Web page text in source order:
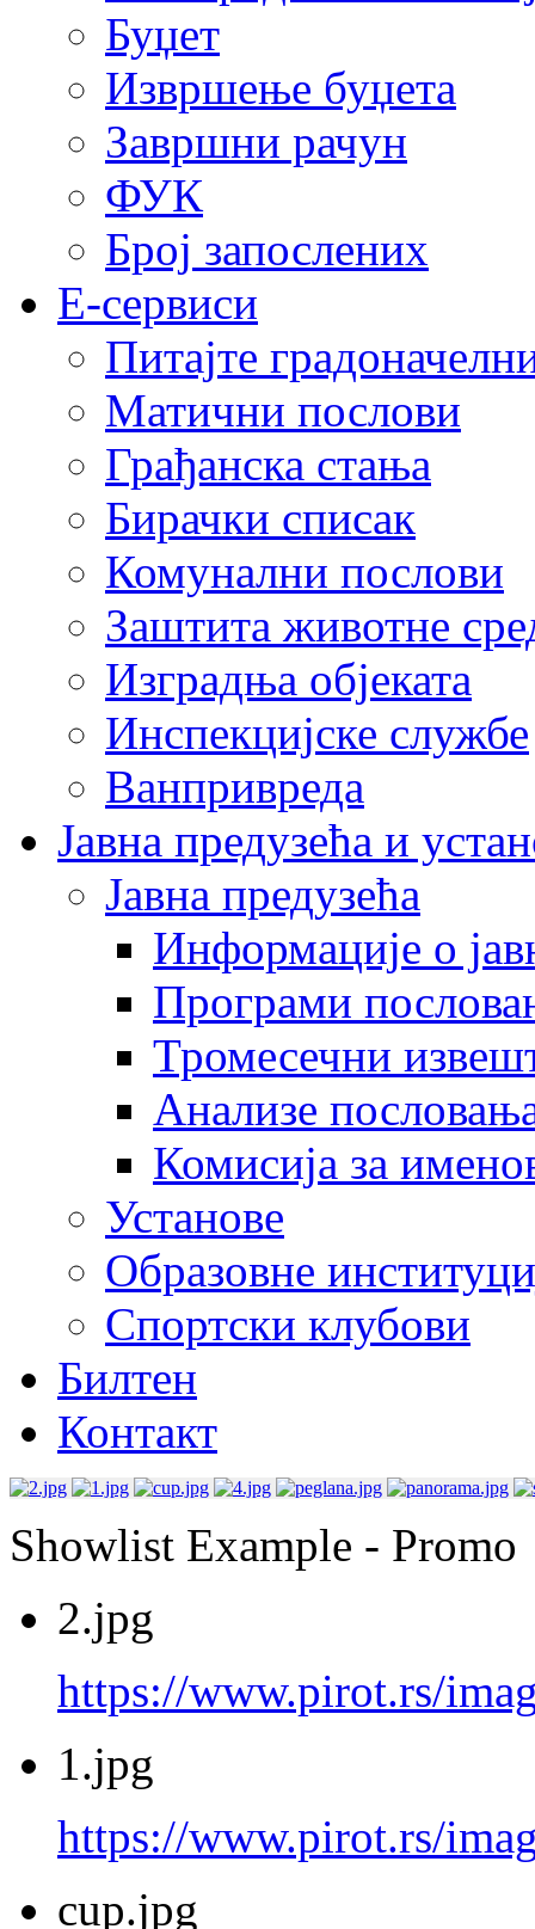
Буџет
Извршење буџета
Завршни рачун
ФУК
Број запослених
E-сервиси
Питајте
Матични послови
Грађанска стања
Бирачки списак
Комунални послови
Заштита животне
Изградња објеката
Инспекцијске службе
Ванпривреда
Јавна предузећа и
Јавна предузећа
Информације о
Програми
Тромесечни
Анализе
Комисија за
Установе
Образовне
Спортски клубови
Билтен
Контакт
Showlist Example - Promo
2.jpg
https://www.pirot.rs/
1.jpg
https://www.pirot.rs/
cup.jpg